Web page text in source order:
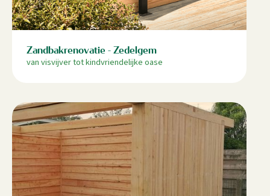
Zandbakrenovatie - Zedelgem
van visvijver tot kindvriendelijke oase